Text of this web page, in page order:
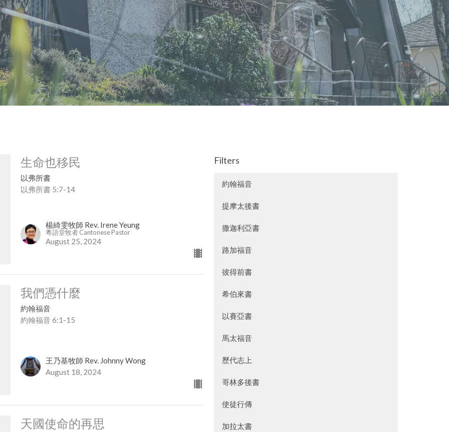
生命也移民
以弗所書
以弗所書 5:7-14
楊綺雯牧師 Rev. Irene Yeung
粵語堂牧者 Cantonese Pastor
August 25, 2024
我們憑什麼
約翰福音
約翰福音 6:1-15
王乃基牧師 Rev. Johnny Wong
August 18, 2024
天國使命的再思
Filters
約翰福音
提摩太後書
撒迦利亞書
路加福音
彼得前書
希伯來書
以賽亞書
馬太福音
歷代志上
哥林多後書
使徒行傳
加拉太書